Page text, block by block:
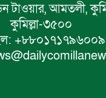
টাওয়ার, আমতলী,
কুমিল্লা-৩৫০০